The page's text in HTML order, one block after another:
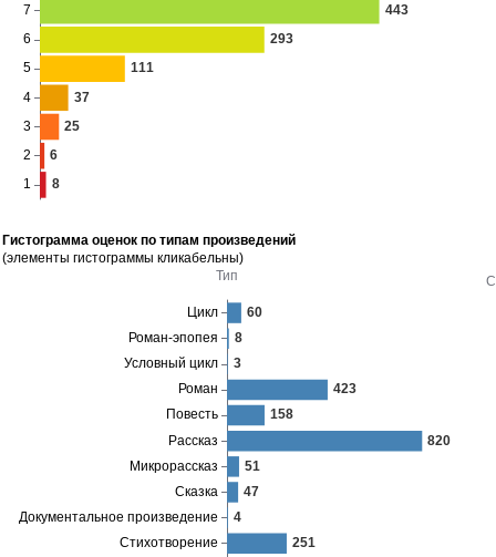
Гистограмма оценок по типам произведений
(элементы гистограммы кликабельны)